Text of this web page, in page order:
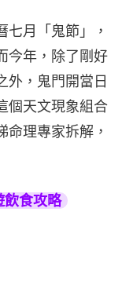
七月「鬼節」，
今年，除了剛好
外，鬼門開當日
個天文現象組合
命理專家拆解，
食攻略